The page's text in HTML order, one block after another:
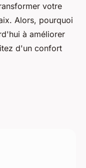
votre
Alors, pourquoi
à améliorer
d'un confort